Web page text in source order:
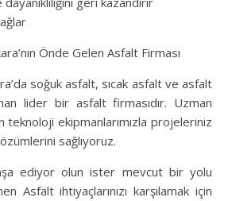
Önde Gelen Asfalt Firması
soğuk asfalt, sıcak asfalt ve asfalt
lider bir asfalt firmasıdır. Uzman
ekipmanlarımızla projeleriniz
sağlıyoruz.
ediyor olun ister mevcut bir yolu
Asfalt ihtiyaçlarınızı karşılamak için